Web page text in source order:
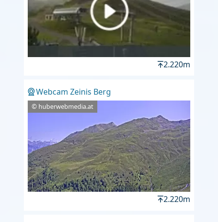
2.220m
Webcam Zeinis Berg
© huberwebmedia.at
2.220m